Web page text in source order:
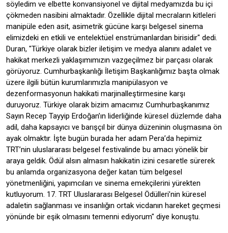
söyledim ve elbette konvansiyonel ve dijital medyamızda bu içi
çökmeden nasibini almaktadır. Özellikle dijital mecraların kitleleri
manipüle eden asit, asimetrik gücüne karşı belgesel sinema
elimizdeki en etkili ve entelektüel enstrümanlardan birisidir" dedi.
Duran, "Türkiye olarak bizler iletişim ve medya alanını adalet ve
hakikat merkezli yaklaşımımızın vazgeçilmez bir parçası olarak
görüyoruz. Cumhurbaşkanlığı İletişim Başkanlığımız başta olmak
üzere ilgili bütün kurumlarımızla manipülasyon ve
dezenformasyonun hakikati marjinalleştirmesine karşı
duruyoruz. Türkiye olarak bizim amacımız Cumhurbaşkanımız
Sayın Recep Tayyip Erdoğan’ın liderliğinde küresel düzlemde daha
adil, daha kapsayıcı ve barışçıl bir dünya düzeninin oluşmasına ön
ayak olmaktır. İşte bugün burada her adam Pera’da hepimiz
TRT’nin uluslararası belgesel festivalinde bu amacı yönelik bir
araya geldik. Ödül alsın almasın hakikatin izini cesaretle sürerek
bu anlamda organizasyona değer katan tüm belgesel
yönetmenliğini, yapımcıları ve sinema emekçilerini yürekten
kutluyorum. 17. TRT Uluslararası Belgesel Ödülleri’nin küresel
adaletin sağlanması ve insanlığın ortak vicdanın hareket geçmesi
yönünde bir eşik olmasını temenni ediyorum" diye konuştu.